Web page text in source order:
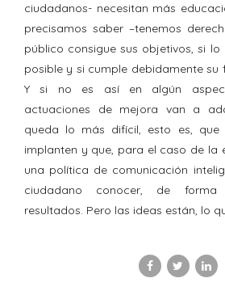
ciudadanos- necesitan más
precisamos saber –tenemos
público consigue sus objetivos, si
posible y si cumple debidamente su
Y si no es así en algún
actuaciones de mejora van a
queda lo más difícil, esto es, que
implanten y que, para el caso de la
una política de comunicación
ciudadano conocer, de forma
resultados. Pero las ideas están, lo